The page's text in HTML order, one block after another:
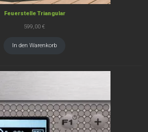
Feuerstelle Triangular
599,00 €
In den Warenkorb